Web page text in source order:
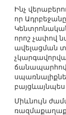
Ինչ
որ
որոշ չափով
ավելացման
ճանապարհով
Միևնույն